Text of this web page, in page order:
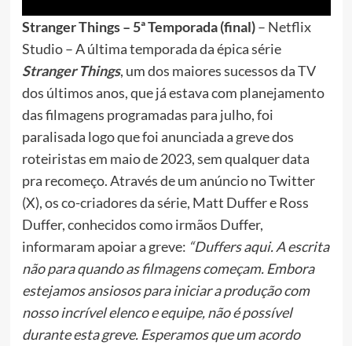
Stranger Things – 5ª Temporada (final)– Netflix
Studio – A última temporada da épica série
Stranger Things, um dos maiores sucessos da TV
dos últimos anos, que já estava com planejamento
das filmagens programadas para julho, foi
paralisada logo que foi anunciada a greve dos
roteiristas em maio de 2023, sem qualquer data
pra recomeço. Através de um anúncio no Twitter
(X), os co-criadores da série, Matt Duffer e Ross
Duffer, conhecidos como irmãos Duffer,
informaram apoiar a greve: “Duffers aqui. A escrita
não para quando as filmagens começam. Embora
estejamos ansiosos para iniciar a produção com
nosso incrível elenco e equipe, não é possível
durante esta greve. Esperamos que um acordo